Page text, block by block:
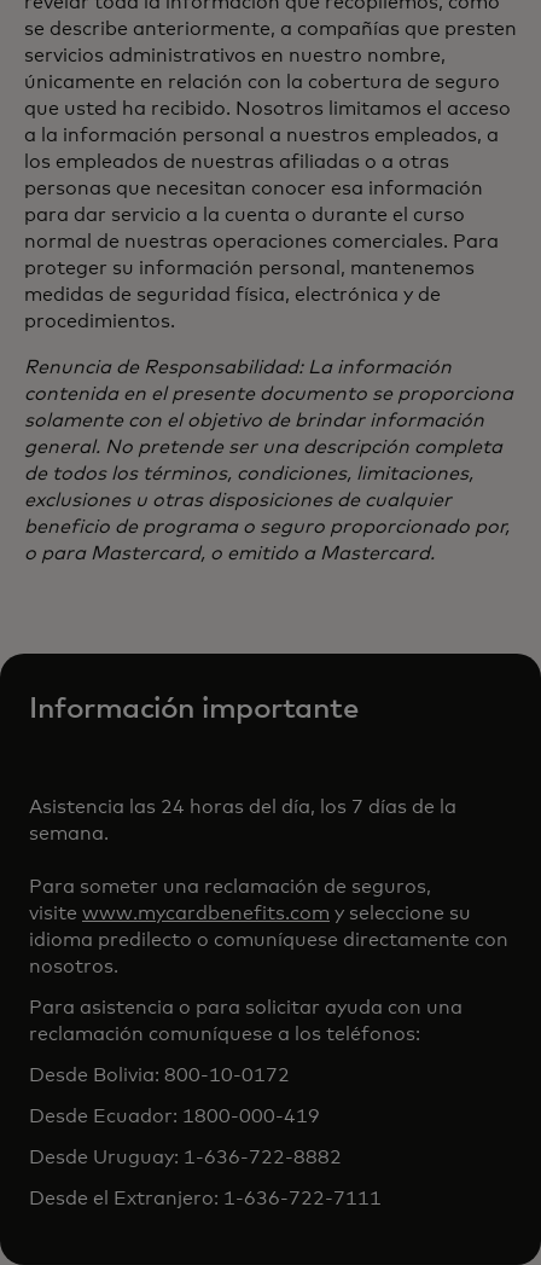
se describe anteriormente, a compañías que presten
servicios administrativos en nuestro nombre,
únicamente en relación con la cobertura de seguro
que usted ha recibido. Nosotros limitamos el acceso
a la información personal a nuestros empleados, a
los empleados de nuestras afiliadas o a otras
personas que necesitan conocer esa información
para dar servicio a la cuenta o durante el curso
normal de nuestras operaciones comerciales. Para
proteger su información personal, mantenemos
medidas de seguridad física, electrónica y de
procedimientos.
Renuncia de Responsabilidad: La información
contenida en el presente documento se proporciona
solamente con el objetivo de brindar información
general. No pretende ser una descripción completa
de todos los términos, condiciones, limitaciones,
exclusiones u otras disposiciones de cualquier
beneficio de programa o seguro proporcionado por,
o para Mastercard, o emitido a Mastercard.
Información importante
Asistencia las 24 horas del día, los 7 días de la
semana.
Para someter una reclamación de seguros,
visite www.mycardbenefits.com y seleccione su
idioma predilecto o comuníquese directamente con
nosotros.
Para asistencia o para solicitar ayuda con una
reclamación comuníquese a los teléfonos:
Desde Bolivia: 800-10-0172
Desde Ecuador: 1800-000-419
Desde Uruguay: 1-636-722-8882
Desde el Extranjero: 1-636-722-7111